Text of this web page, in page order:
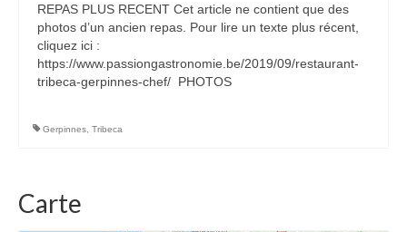
REPAS PLUS RECENT Cet article ne contient que des
photos d’un ancien repas. Pour lire un texte plus récent,
cliquez ici :
https://www.passiongastronomie.be/2019/09/restaurant-
tribeca-gerpinnes-chef/ ‎ PHOTOS
Gerpinnes Tribeca
Carte